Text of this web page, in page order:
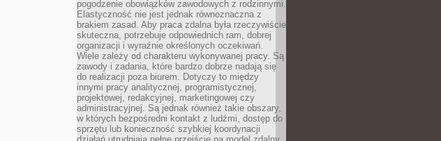
pogodzenie obowiązków zawodowych z rodzinnymi.
Elastyczność nie jest jednak równoznaczna z
brakiem zasad. Aby praca zdalna była rzeczywiście
skuteczna, potrzebuje odpowiednich ram, dobrej
organizacji i wyraźnie określonych oczekiwań.
Wiele zależy od charakteru wykonywanej pracy. Są
zawody i zadania, które bardzo dobrze nadają się
do realizacji poza biurem. Dotyczy to między
innymi pracy analitycznej, programistycznej,
projektowej, redakcyjnej, marketingowej czy
administracyjnej. Są jednak również takie obszary,
w których bezpośredni kontakt z ludźmi, dostęp do
sprzętu lub konieczność szybkiej koordynacji